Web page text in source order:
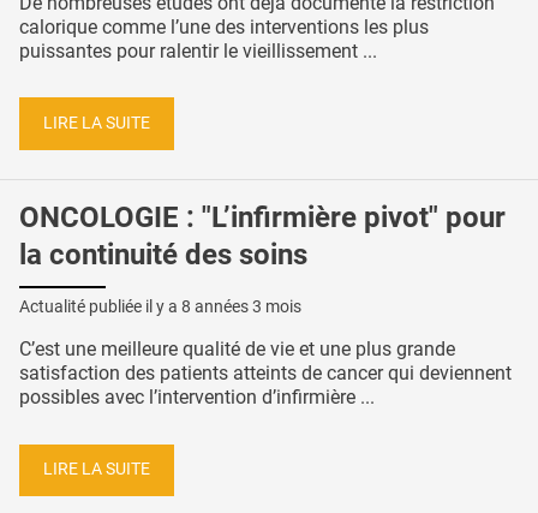
calorique comme l’une des interventions les plus
puissantes pour ralentir le vieillissement ...
LIRE LA SUITE
ONCOLOGIE : "L’infirmière pivot" pour
la continuité des soins
Actualité publiée il y a 8 années 3 mois
C’est une meilleure qualité de vie et une plus grande
satisfaction des patients atteints de cancer qui deviennent
possibles avec l’intervention d’infirmière ...
LIRE LA SUITE